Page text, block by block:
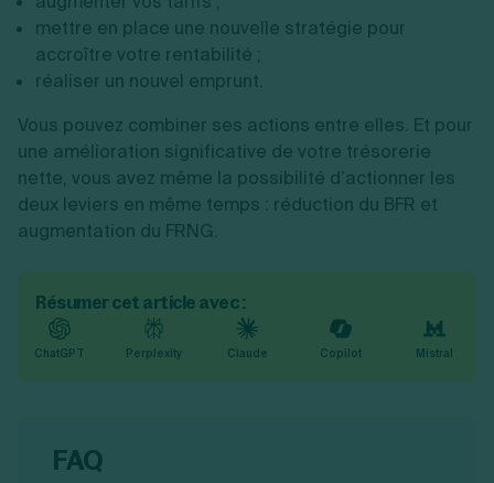
mettre en place une nouvelle stratégie pour
accroître votre rentabilité ;
réaliser un nouvel emprunt.
Vous pouvez combiner ses actions entre elles. Et pour
une amélioration significative de votre trésorerie
nette, vous avez même la possibilité d’actionner les
deux leviers en même temps : réduction du BFR et
augmentation du FRNG.
Résumer cet article avec :
ChatGPT Perplexity Claude Copilot Mistral
FAQ